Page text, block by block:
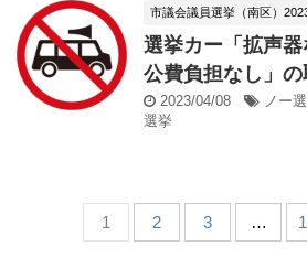
市議会議員選挙（南区）
選挙カー「拡声器
公費負担なし」
2023/04/08 ノー
選挙
1 2 3 …